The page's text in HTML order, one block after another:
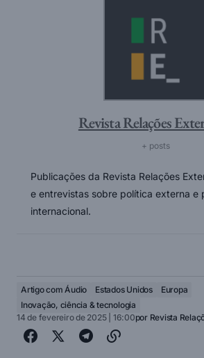
Revista Relações
+ posts
Publicações da Revista Relações
e entrevistas sobre política externa e
internacional.
Artigo com Áudio Estados Unidos
Europa
Inovação, ciência & tecnologia
14 de fevereiro de 2025 | 16:00por Revista